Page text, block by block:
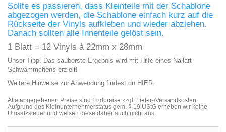
Sollte es passieren, dass Kleinteile mit der Schablone
abgezogen werden, die Schablone einfach kurz auf die
Rückseite der Vinyls aufkleben und wieder abziehen.
Danach sollten alle Innenteile gelöst sein.
1 Blatt = 12 Vinyls à 22mm x 28mm
Unser Tipp: Das sauberste Ergebnis wird mit Hilfe eines Nailart-
Schwämmchens erzielt!
Weitere Hinweise zur Anwendung findest du HIER
Alle angegebenen Preise sind Endpreise zzgl. Liefer-/Versandkosten.
Aufgrund des Kleinunternehmerstatus gem. § 19 UStG erheben wir keine
Umsatzsteuer und weisen diese daher auch nicht aus.